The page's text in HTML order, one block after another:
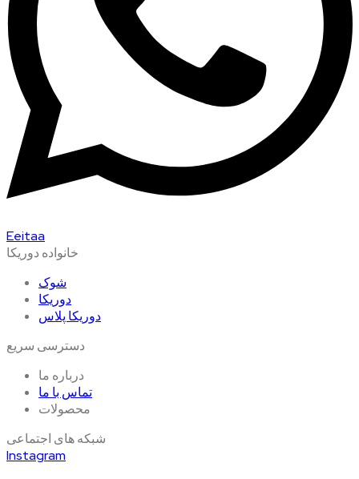
Eeitaa
خانواده دوریکا
شوک
دوریکا
دوریکا پلاس
دسترسی سریع
درباره ما
تماس با ما
محصولات
شبکه های اجتماعی
Instagram